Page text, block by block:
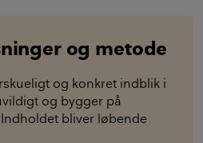
og metode
og konkret indblik i
og bygger på
bliver løbende